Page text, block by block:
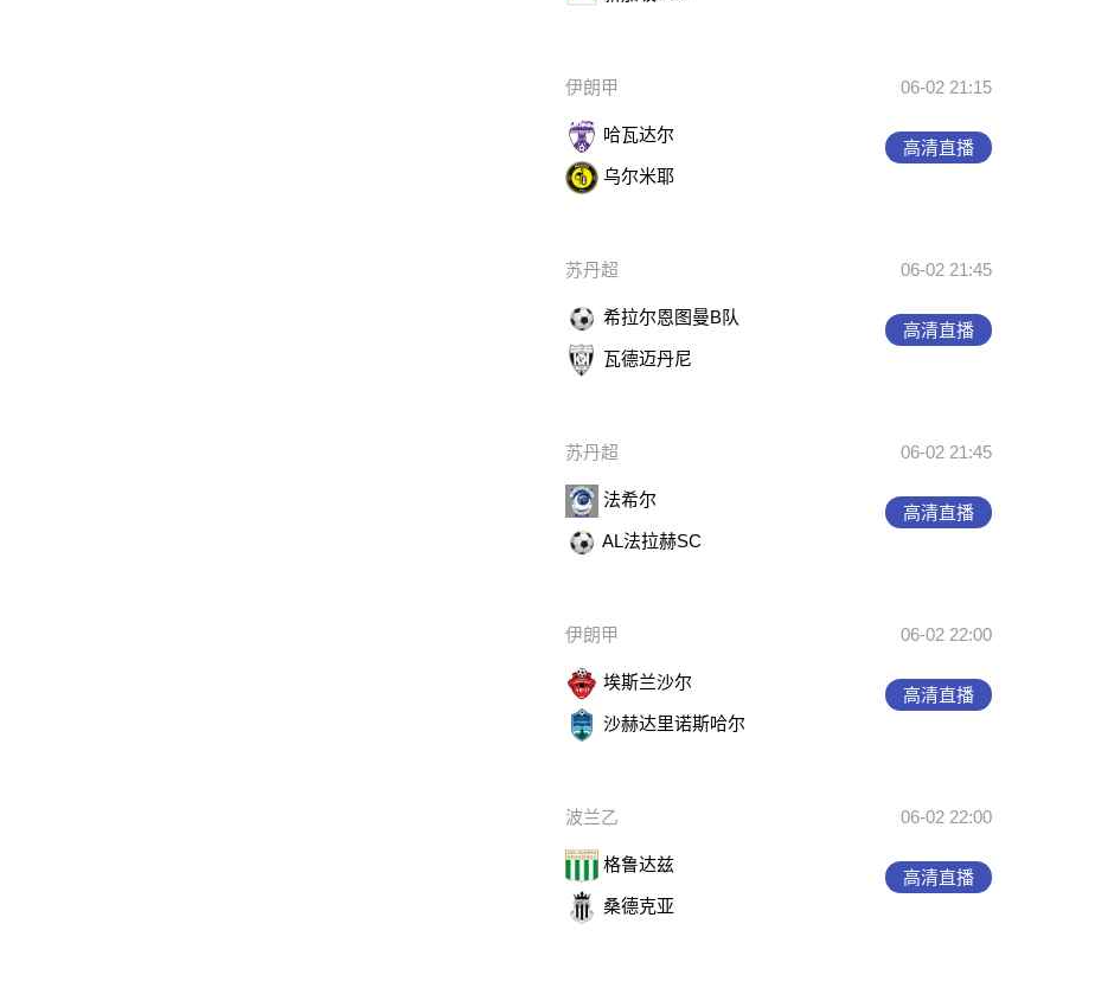
伊朗甲 06-02 21:15
哈瓦达尔
乌尔米耶
高清直播
苏丹超 06-02 21:45
希拉尔恩图曼B队
瓦德迈丹尼
高清直播
苏丹超 06-02 21:45
法希尔
AL法拉赫SC
高清直播
伊朗甲 06-02 22:00
埃斯兰沙尔
沙赫达里诺斯哈尔
高清直播
波兰乙 06-02 22:00
格鲁达兹
桑德克亚
高清直播